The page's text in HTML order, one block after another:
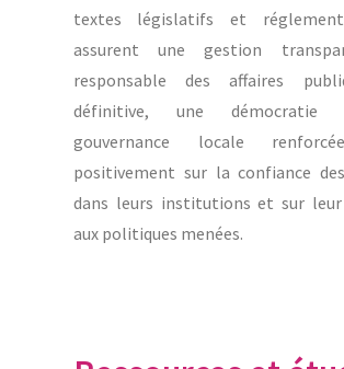
textes législatifs et
assurent une gestion
responsable des affaires
définitive, une
gouvernance locale
positivement sur la confiance
dans leurs institutions et sur leur
aux politiques menées.